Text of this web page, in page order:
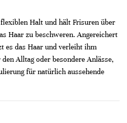
Halt und hält Frisuren über
Haar zu beschweren. Angereichert
es das Haar und verleiht ihm
Alltag oder besondere Anlässe,
für natürlich aussehende